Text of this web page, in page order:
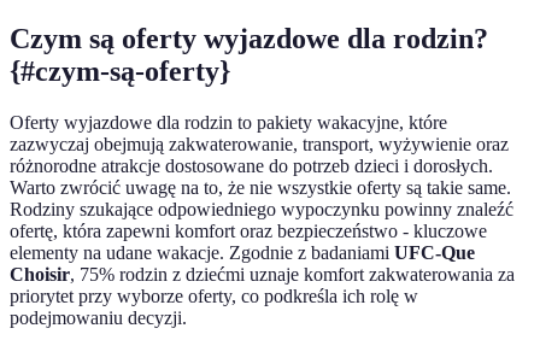
Czym są oferty wyjazdowe dla rodzin?
{#czym-są-oferty}
Oferty wyjazdowe dla rodzin to pakiety wakacyjne, które
zazwyczaj obejmują zakwaterowanie, transport, wyżywienie oraz
różnorodne atrakcje dostosowane do potrzeb dzieci i dorosłych.
Warto zwrócić uwagę na to, że nie wszystkie oferty są takie same.
Rodziny szukające odpowiedniego wypoczynku powinny znaleźć
ofertę, która zapewni komfort oraz bezpieczeństwo - kluczowe
elementy na udane wakacje. Zgodnie z badaniami UFC-Que
Choisir, 75% rodzin z dziećmi uznaje komfort zakwaterowania za
priorytet przy wyborze oferty, co podkreśla ich rolę w
podejmowaniu decyzji.